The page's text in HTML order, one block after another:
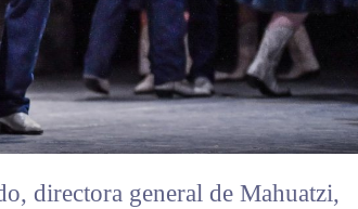
directora general de Mahuatzi,